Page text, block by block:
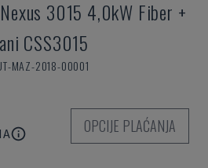
3015 4,0kW Fiber +
CSS3015
MAZ-2018-00001
OPCIJE PLAĆANJA